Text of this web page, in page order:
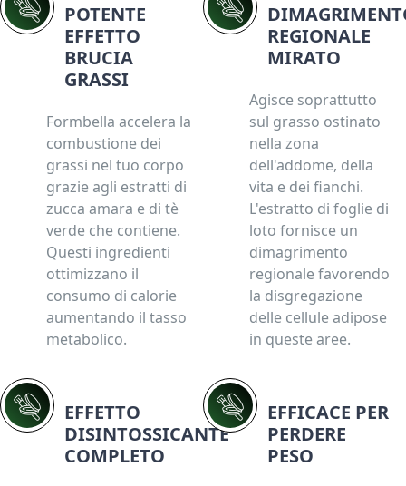
POTENTE
EFFETTO
BRUCIA
GRASSI
Formbella accelera la
combustione dei
grassi nel tuo corpo
grazie agli estratti di
zucca amara e di tè
verde che contiene.
Questi ingredienti
ottimizzano il
consumo di calorie
aumentando il tasso
metabolico.
REGIONALE
MIRATO
Agisce soprattutto
sul grasso ostinato
nella zona
dell'addome, della
vita e dei fianchi.
L'estratto di foglie di
loto fornisce un
dimagrimento
regionale favorendo
la disgregazione
delle cellule adipose
in queste aree.
EFFETTO
DISINTOSSICANTE
COMPLETO
EFFICACE PER
PERDERE
PESO